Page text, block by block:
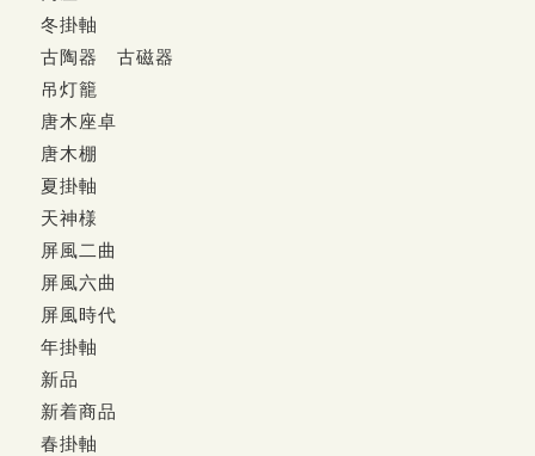
冬掛軸
古陶器 古磁器
吊灯籠
唐木座卓
唐木棚
夏掛軸
天神様
屏風二曲
屏風六曲
屏風時代
年掛軸
新品
新着商品
春掛軸